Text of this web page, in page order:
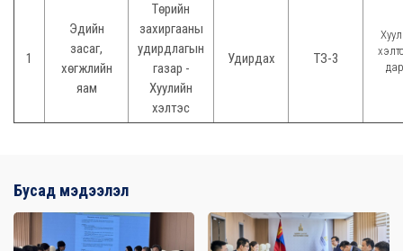
1
Эдийн
засаг,
хөгжлийн
яам
Төрийн
захиргааны
удирдлагын
газар -
Хуулийн
хэлтэс
Удирдах ТЗ-3
Бусад мэдээлэл